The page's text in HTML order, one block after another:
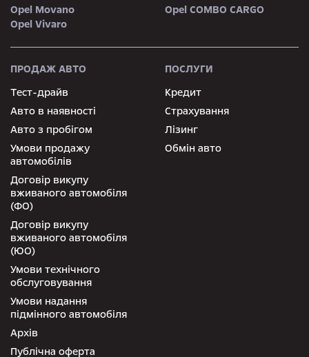
Opel Movano
Opel COMBO CARGO
Opel Vivaro
ПРОДАЖ АВТО
Тест-драйв
Авто в наявності
Авто з пробігом
Умови продажу
автомобілів
Договір викупу
вживаного автомобіля
(ФО)
Договір викупу
вживаного автомобіля
(ЮО)
Умови технічного
обслуговування
Умови надання
підмінного автомобіля
Архів
Публічна оферта
ПОСЛУГИ
Кредит
Страхування
Лізинг
Обмін авто